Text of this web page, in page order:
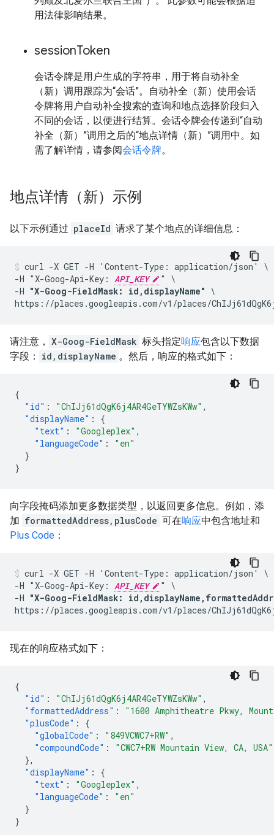
用法律影响结果。
sessionToken
会话令牌是用户生成的字符串，用于将自动补全
（新）调用跟踪为“会话”。自动补全（新）使用会话
令牌将用户自动补全搜索的查询和地点选择阶段归入
不同的会话，以便进行结算。会话令牌会传递到“自动
补全（新）”调用之后的“地点详情（新）”调用中。如
需了解详情，请参阅会话令牌。
地点详情（新）示例
以下示例通过 placeId 请求了某个地点的详细信息：
curl -X GET -H 'Content-Type: application/json' \
-H "X-Goog-Api-Key: API_KEY
" \
-H "X-Goog-FieldMask: id,displayName" \
https://places.googleapis.com/v1/places/
请注意， X-Goog-FieldMask 标头指定响应包含以下数据
字段：
id,displayName 。然后，响应的格式如下：
{
"id" : "ChIJj61dQgK6j4AR4GeTYWZsKWw" ,
"displayName" :
{
"text" : "Googleplex" ,
"languageCode" :
"en"
}
}
向字段掩码添加更多数据类型，以返回更多信息。例如，添
加 formattedAddress,plusCode 可在响应中包含地址和
Plus Code ：
curl -X GET -H 'Content-Type: application/json' \
-H "X-Goog-Api-Key: API_KEY
" \
-H "X-Goog-FieldMask:
https://places.googleapis.com/v1/places/
现在的响应格式如下：
{
"id" : "ChIJj61dQgK6j4AR4GeTYWZsKWw" ,
"formattedAddress" :
"1600 Amphitheatre Pkwy,
"plusCode" :
{
"globalCode" : "849VCWC7+RW" ,
"compoundCode" :
"CWC7+RW Mountain View, CA, USA"
},
"displayName" :
{
"text" : "Googleplex" ,
"languageCode" :
"en"
}
}